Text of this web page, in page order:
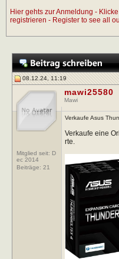
Hier gehts zur Anmeldung -
registrieren - Register to see all
08.12.24, 11:19
Mitglied seit: D
ec 2014
Beiträge: 21
mawi25580
Mawi
Verkaufe Asus
Verkaufe eine
rte.